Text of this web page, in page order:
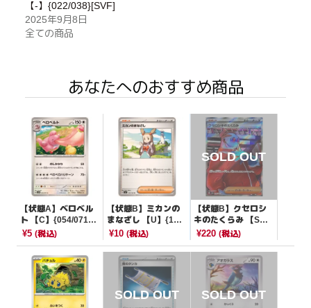
【-】{022/038}[SVF]
2025年9月8日
全ての商品
あなたへのおすすめ商品
【状態A】ベロベル
ト 【C】{054/071}
[SV5M]
¥5 (税込)
【状態B】ミカンの
まなざし 【U】{104/
106}[SV8]
¥10(税込)
【状態B】クセロシ
キのたくらみ 【S
R】{086/064}[SV6a]
¥220 (税込)